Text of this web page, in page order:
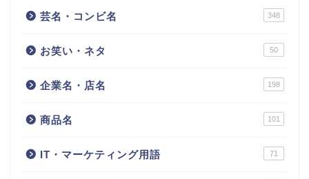
芸名・コンビ名 348
お笑い・ネタ 50
企業名・店名 198
商品名 101
IT・マーケティング用語 71